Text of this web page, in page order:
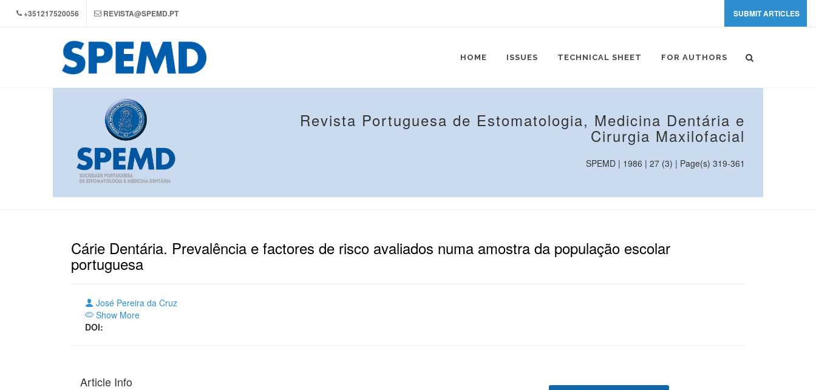
+351217520056 REVISTA@SPEMD.PT SUBMIT ARTICLES
HOME ISSUES TECHNICAL SHEET FOR AUTHORS
Revista Portuguesa de Estomatologia, Medicina Dentária e
Cirurgia Maxilofacial
SPEMD | 1986 | 27 (3) | Page(s) 319-361
Cárie Dentária. Prevalência e factores de risco avaliados numa amostra da população escolar
portuguesa
José Pereira da Cruz
Show More
DOI:
Article Info